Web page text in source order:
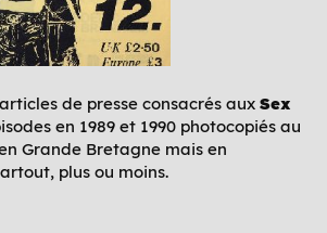
de presse consacrés aux Sex
en 1989 et 1990 photocopiés au
Grande Bretagne mais en
plus ou moins.